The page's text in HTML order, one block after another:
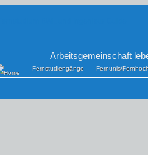
Arbeitsgemeinschaft
Fernstudiengänge Fernunis/